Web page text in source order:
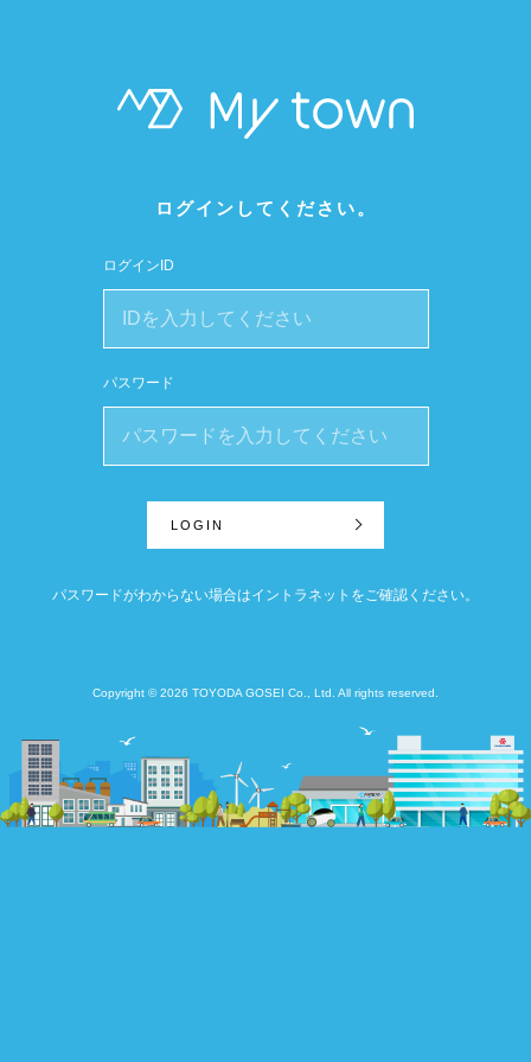
ログインしてください。
ログインID
パスワード
パスワードがわからない場合はイントラネットをご確認ください。
Copyright © 2026 TOYODA GOSEI Co., Ltd. All rights reserved.